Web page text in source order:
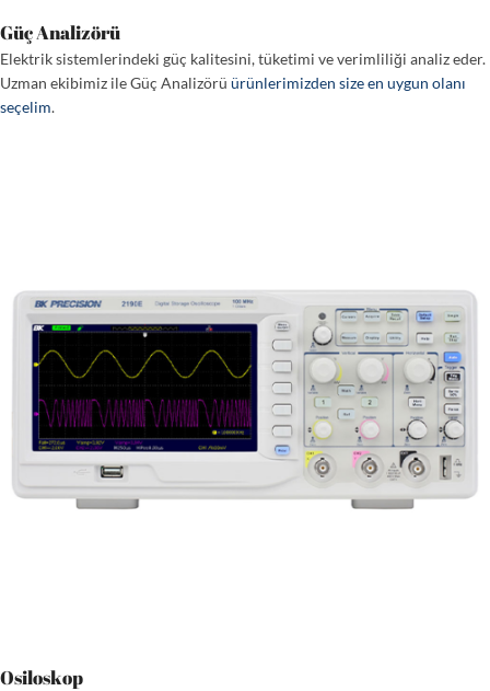
Güç Analizörü
Elektrik sistemlerindeki güç kalitesini, tüketimi ve verimliliği analiz eder.
Uzman ekibimiz ile Güç Analizörü ürünlerimizden size en uygun olanı
seçelim.
Osiloskop